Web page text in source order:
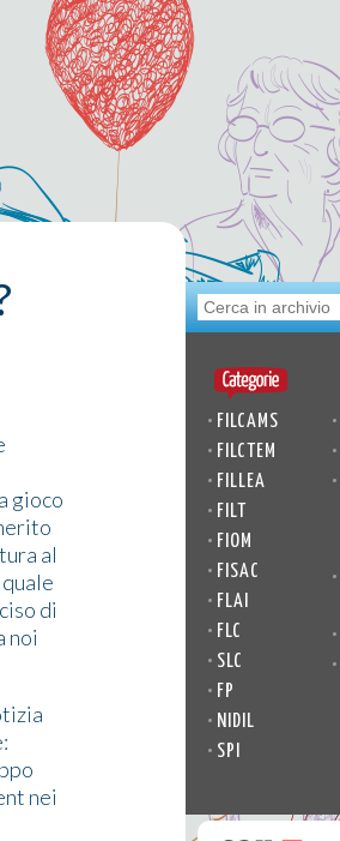
gioco
al
di
noi
nei
• FILCAMS
• FILCTEM
• FILLEA
• FILT
• FIOM
• FISAC
• FLAI
• FLC
• SLC
• FP
• NIDIL
• SPI
•
•
•
•
•
•